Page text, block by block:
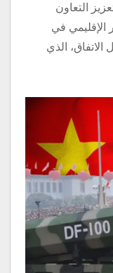
التعاون
الإقليمي في
الذي